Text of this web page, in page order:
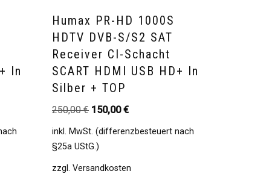
In
Humax PR-HD 1000S
HDTV DVB-S/S2 SAT
Receiver CI-Schacht
SCART HDMI USB HD+ In
Silber + TOP
250,00€ 150,00€
inkl. MwSt. (differenzbesteuert nach
§25a UStG.)
zzgl.Versandkosten